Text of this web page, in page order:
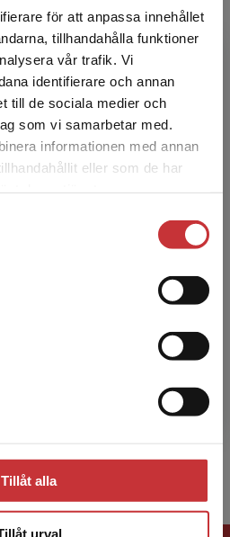
för att anpassa innehållet
tillhandahålla funktioner
vår trafik. Vi
identifierare och annan
till de sociala medier och
som vi samarbetar med.
informationen med annan
eller som de har
Tillåt alla
urval
fraktregion
besöker
en enhet utanför Sverige.
utanför Sverige. För
måste
Dewart
of Westminster
alla - 9